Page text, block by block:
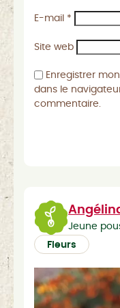
E-mail *
Site web
Enregistrer
dans le
commentaire.
Jeune
Fleurs